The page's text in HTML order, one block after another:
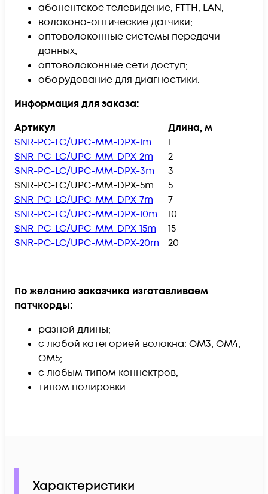
абонентское телевидение, FTTH, LAN;
волоконо-оптические датчики;
оптоволоконные системы передачи
данных;
оптоволоконные сети доступ;
оборудование для диагностики.
Информация для заказа:
Артикул
Длина, м
SNR-PC-LC/UPC-MM-DPX-1m
1
SNR-PC-LC/UPC-MM-DPX-2m
2
SNR-PC-LC/UPC-MM-DPX-3m
3
SNR-PC-LC/UPC-MM-DPX-5m
5
SNR-PC-LC/UPC-MM-DPX-7m
7
SNR-PC-LC/UPC-MM-DPX-10m
10
SNR-PC-LC/UPC-MM-DPX-15m
15
SNR-PC-LC/UPC-MM-DPX-20m
20
По желанию заказчика изготавливаем
патчкорды:
разной длины;
с любой категорией волокна: OM3, OM4,
OM5;
с любым типом коннектров;
типом полировки.
Характеристики